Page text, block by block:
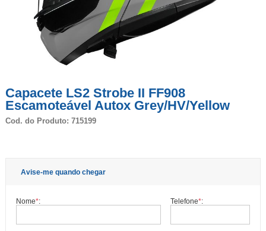
Capacete LS2 Strobe II FF908
Escamoteável Autox Grey/HV/Yellow
Cod. do Produto: 715199
Avise-me quando chegar
Nome*: Telefone*: